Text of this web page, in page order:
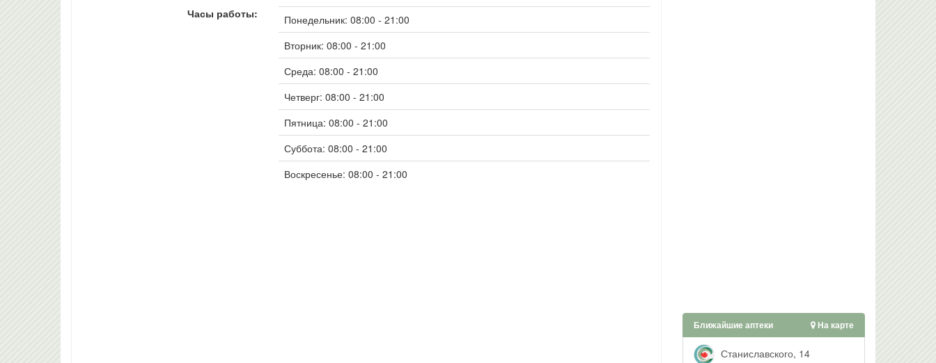
Часы работы:
Понедельник: 08:00 - 21:00
Вторник: 08:00 - 21:00
Среда: 08:00 - 21:00
Четверг: 08:00 - 21:00
Пятница: 08:00 - 21:00
Суббота: 08:00 - 21:00
Воскресенье: 08:00 - 21:00
Ближайшие аптеки На карте
Станиславского, 14